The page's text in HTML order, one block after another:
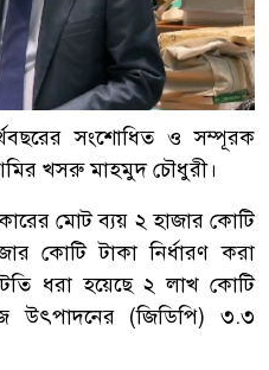
সংশোধিত ও সম্পূরক
খসরু মাহমুদ চৌধুরী।
মোট ব্যয় ২ হাজার কোটি
কোটি টাকা নির্ধারণ করা
ধরা হয়েছে ২ লাখ কোটি
উৎপাদনের (জিডিপি) ৩.৩